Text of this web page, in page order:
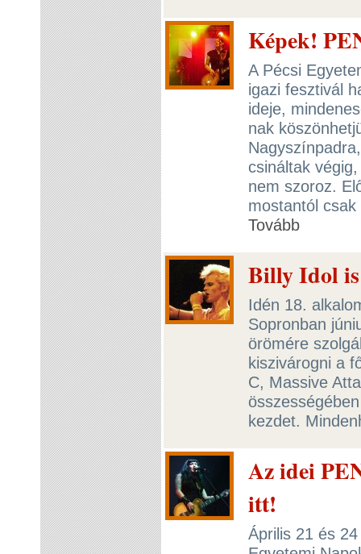
Képek!
A Pécsi
igazi fesztivál
ideje,
nak
csináltak
nem szoroz.
mostantól
Tovább
Billy Idol
Idén 18.
Sopronban
örömére
kiszivárogni a
C, Massive
kezdet.
Az idei
itt!
Április 21 és